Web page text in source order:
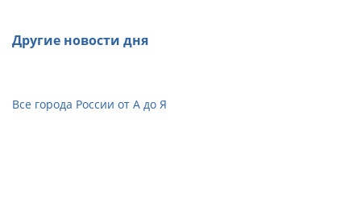
Другие новости дня
Все города России от А до Я